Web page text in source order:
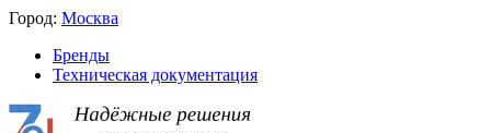
Город: Москва
Бренды
Техническая документация